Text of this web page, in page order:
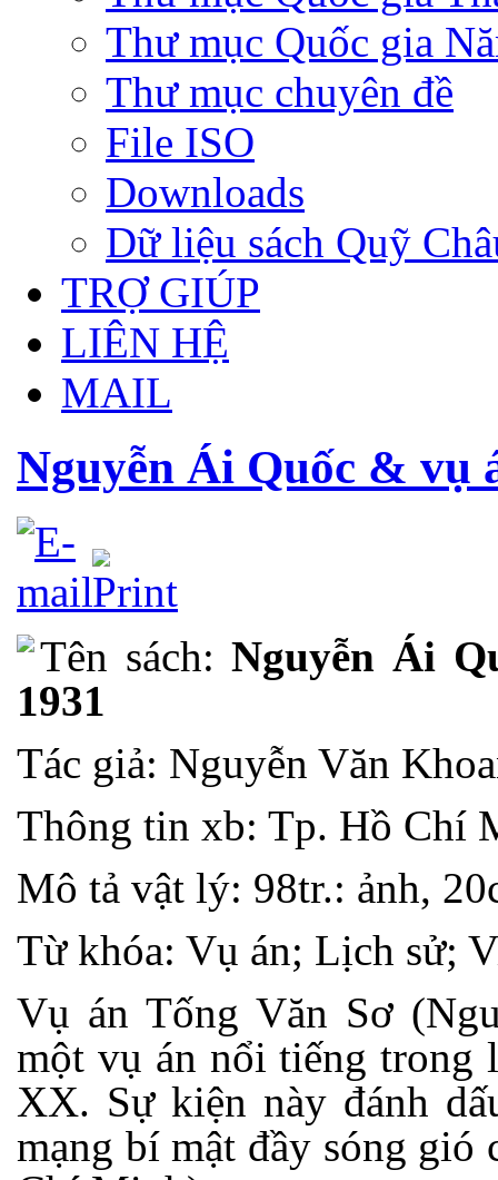
Thư mục Quốc gia
Thư mục chuyên đề
File ISO
Downloads
Dữ liệu sách Quỹ
TRỢ GIÚP
LIÊN HỆ
MAIL
Nguyễn Ái Quốc & vụ
Tên sách: Nguyễn Ái
1931
Tác giả: Nguyễn Văn
Thông tin xb: Tp. Hồ Chí
Mô tả vật lý: 98tr.: ảnh,
Từ khóa: Vụ án; Lịch sử;
Vụ án Tống Văn Sơ
một vụ án nổi tiếng trong
XX. Sự kiện này đánh
mạng bí mật đầy sóng